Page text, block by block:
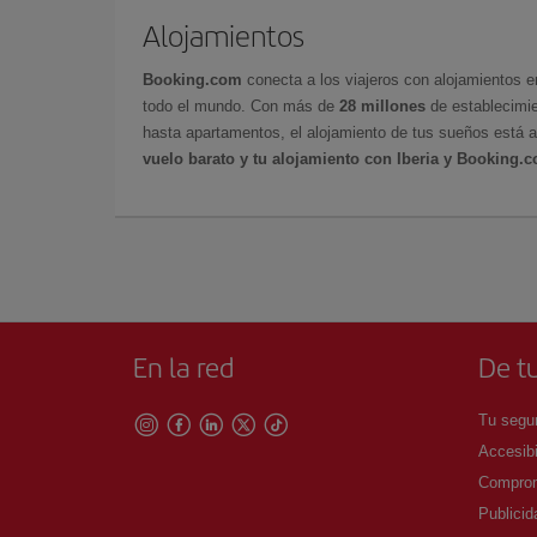
Alojamientos
Booking.com conecta a los viajeros con alojamientos
todo el mundo. Con más de 28 millones de
hasta apartamentos, el alojamiento de tus sueños está
vuelo barato y tu alojamiento con Iberia y
En la red De
Tu